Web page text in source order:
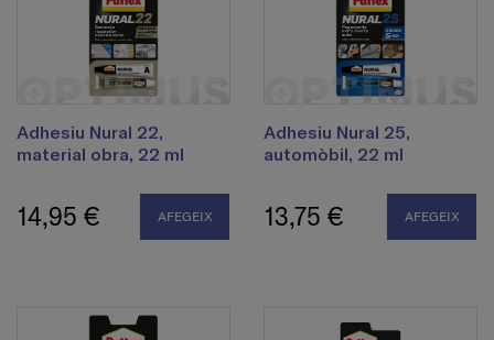
Adhesiu Nural 22,
material obra, 22 ml
14,95 € AFEGEIX
Adhesiu Nural 25,
automòbil, 22 ml
13,75 € AFEGEIX